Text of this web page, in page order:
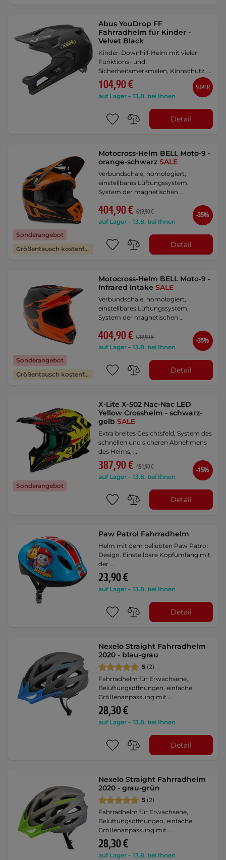
Abus YouDrop FF
Fahrradhelm für Kinder -
Velvet Black
Kinder-Downhill-Helm mit vielen
Funktions- und
Sicherheitsmerkmalen, Kinnschutz, …
104,90 €
auf Lager – 13.8. bei Ihnen
SUPER
Detail
Sonderangebot
Größentausch kostenfrei
Motocross-Helm BELL Moto-9 -
orange-schwarzSALE
Verbundschale, homologiert,
einstellbares Lüftungssystem,
System der magnetischen …
404,90 € 619,90 €
auf Lager – 13.8. bei Ihnen
-35%
Detail
Sonderangebot
Größentausch kostenfrei
Motocross-Helm BELL Moto-9 -
Infrared IntakeSALE
Verbundschale, homologiert,
einstellbares Lüftungssystem,
System der magnetischen …
404,90 € 619,90 €
auf Lager – 13.8. bei Ihnen
-35%
Detail
Sonderangebot
X-Lite X-502 Nac-Nac LED
Yellow Crosshelm - schwarz-
gelbSALE
Extra breites Gesichtsfeld, System des
schnellen und sicheren Abnehmens
des Helms, …
387,90 € 454,90 €
auf Lager – 13.8. bei Ihnen
-15%
Detail
Paw Patrol Fahrradhelm
Helm mit dem beliebten Paw Patrol
Design. Einstellbare Kopfumfang mit
der …
23,90 €
auf Lager – 13.8. bei Ihnen
Detail
Nexelo Straight Fahrradhelm
2020 - blau-grau
5 (2)
Fahrradhelm für Erwachsene,
Belüftungsöffnungen, einfache
Größenanpassung mit …
28,30 €
auf Lager – 13.8. bei Ihnen
Detail
Nexelo Straight Fahrradhelm
2020 - grau-grün
5 (2)
Fahrradhelm für Erwachsene,
Belüftungsöffnungen, einfache
Größenanpassung mit …
28,30 €
auf Lager – 13.8. bei Ihnen